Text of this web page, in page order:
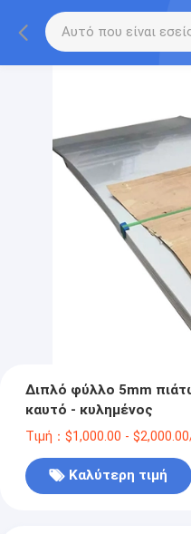
Διπλό φύλλο 5mm
καυτό - κυλημένος
Τιμή：$1,000.00 -
Καλύτερη τιμή